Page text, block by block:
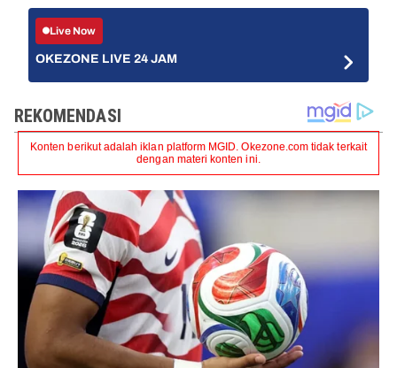
Live Now
OKEZONE LIVE 24 JAM